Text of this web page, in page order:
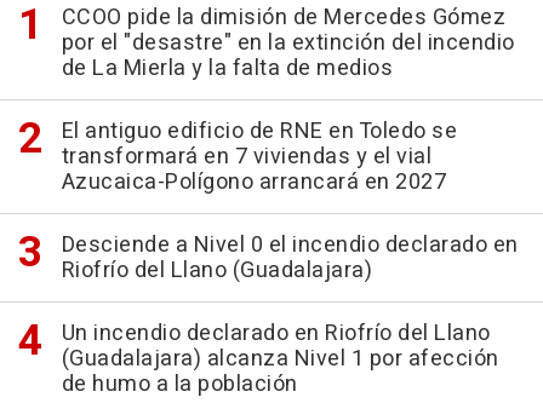
CCOO pide la dimisión de Mercedes Gómez
por el "desastre" en la extinción del incendio
de La Mierla y la falta de medios
El antiguo edificio de RNE en Toledo se
transformará en 7 viviendas y el vial
Azucaica-Polígono arrancará en 2027
Desciende a Nivel 0 el incendio declarado en
Riofrío del Llano (Guadalajara)
Un incendio declarado en Riofrío del Llano
(Guadalajara) alcanza Nivel 1 por afección
de humo a la población